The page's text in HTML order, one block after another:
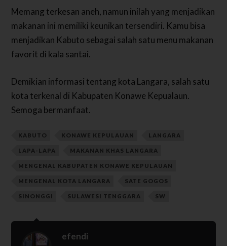
Memang terkesan aneh, namun inilah yang menjadikan
makanan ini memiliki keunikan tersendiri. Kamu bisa
menjadikan Kabuto sebagai salah satu menu makanan
favorit di kala santai.
Demikian informasi tentang kota Langara, salah satu
kota terkenal di Kabupaten Konawe Kepualaun.
Semoga bermanfaat.
KABUTO KONAWE KEPULAUAN LANGARA
LAPA-LAPA MAKANAN KHAS LANGARA
MENGENAL KABUPATEN KONAWE KEPULAUAN
MENGENAL KOTA LANGARA SATE GOGOS
SINONGGI SULAWESI TENGGARA SW
efendi